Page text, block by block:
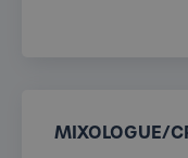
MIXOLOGUE/